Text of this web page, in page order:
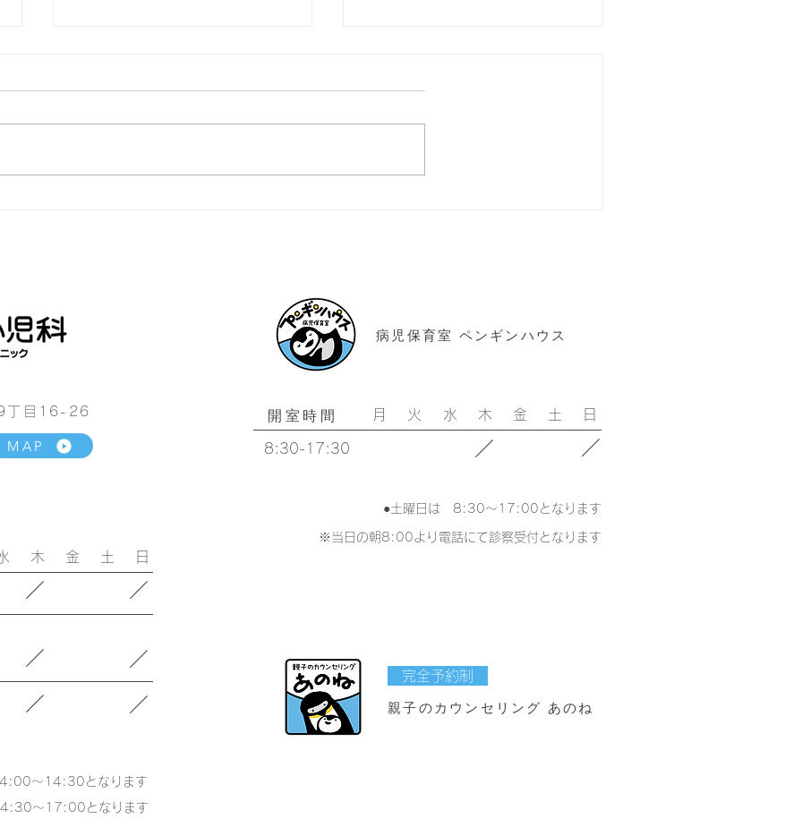
5月 monthlynews 4月 monthlynews
目16-26
MAP
​病児保育室 ペンギンハウス
開室時間 月 火 水 木 金 土 日
8:30-17:30 ／ ／
●土曜日は 8:30～17:00となります
木 金 土 日
／ ／
／ ／
／ ／
～17:00となります
～14:30となります
※当日の朝8:00​より電話にて診察受付となります
親子のカウンセリング あのね
完全予約制